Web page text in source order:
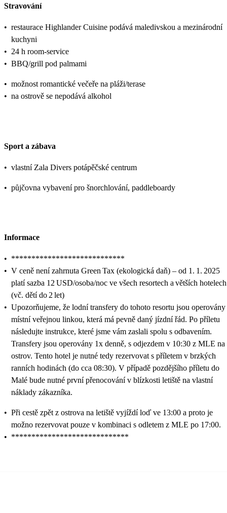
Stravování
• restaurace Highlander Cuisine podává maledivskou a mezinárodní
kuchyni
• 24 h room-service
• BBQ/grill pod palmami
• možnost romantické večeře na pláži/terase
• na ostrově se nepodává alkohol
Sport a zábava
• vlastní Zala Divers potápěčské centrum
• půjčovna vybavení pro šnorchlování, paddleboardy
Informace
• ****************************
• V ceně není zahrnuta Green Tax (ekologická daň) – od 1. 1. 2025
platí sazba 12 USD/osoba/noc ve všech resortech a větších hotelech
(vč. dětí do 2 let)
• Upozorňujeme, že lodní transfery do tohoto resortu jsou operovány
místní veřejnou linkou, která má pevně daný jízdní řád. Po příletu
následujte instrukce, které jsme vám zaslali spolu s odbavením.
Transfery jsou operovány 1x denně, s odjezdem v 10:30 z MLE na
ostrov. Tento hotel je nutné tedy rezervovat s příletem v brzkých
ranních hodinách (do cca 08:30). V případě pozdějšího příletu do
Malé bude nutné první přenocování v blízkosti letiště na vlastní
náklady zákazníka.
• Při cestě zpět z ostrova na letiště vyjíždí loď ve 13:00 a proto je
možno rezervovat pouze v kombinaci s odletem z MLE po 17:00.
• *****************************